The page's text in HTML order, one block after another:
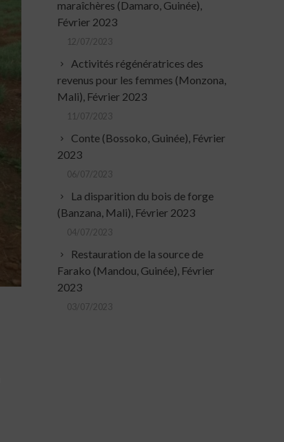
maraîchères (Damaro, Guinée),
Février 2023
12/07/2023
Activités régénératrices des
revenus pour les femmes (Monzona,
Mali), Février 2023
11/07/2023
Conte (Bossoko, Guinée), Février
2023
06/07/2023
La disparition du bois de forge
(Banzana, Mali), Février 2023
04/07/2023
Restauration de la source de
Farako (Mandou, Guinée), Février
2023
03/07/2023